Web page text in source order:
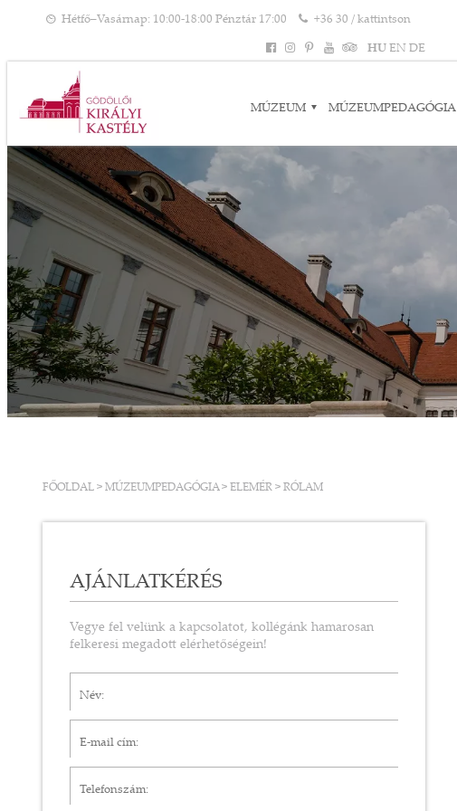
Hétfő–Vasárnap: 10:00-18:00 Pénztár 17:00 +36 30 / kattintson
HU EN DE
MÚZEUM MÚZEUMPEDAGÓGIA
FŐOLDAL > MÚZEUMPEDAGÓGIA> ELEMÉR > RÓLAM
AJÁNLATKÉRÉS
Vegye fel velünk a kapcsolatot, kollégánk hamarosan
felkeresi megadott elérhetőségein!